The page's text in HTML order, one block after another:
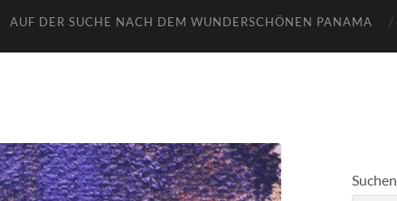
AUF DER SUCHE NACH DEM WUNDERSCHÖNEN PANAMA
Suchen